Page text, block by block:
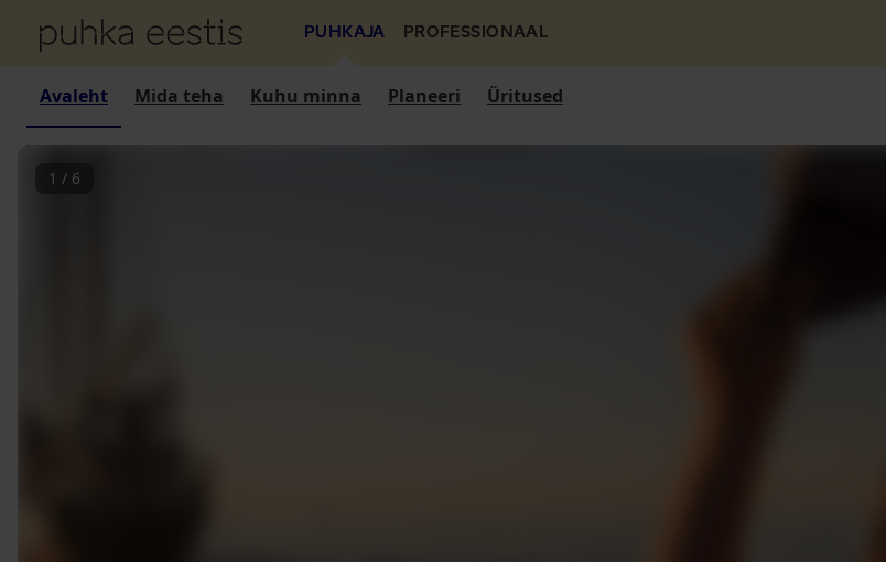
PUHKAJA PROFESSIONAAL
Avaleht Mida teha Kuhu minna Planeeri Üritused
1 / 6